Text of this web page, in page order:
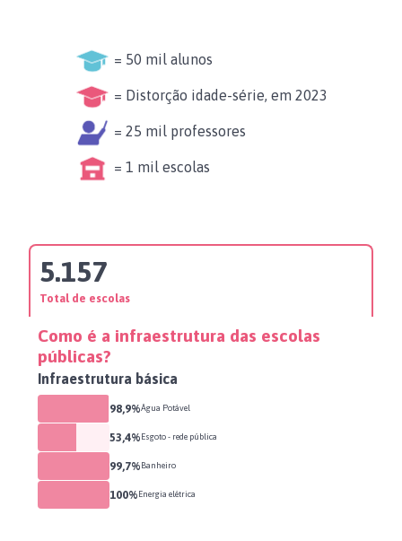
= 50 mil alunos
= Distorção idade-série, em 2023
= 25 mil professores
= 1 mil escolas
5.157
Total de escolas
Como é a infraestrutura das escolas
públicas?
Infraestrutura básica
98,9%Água Potável
53,4%Esgoto - rede pública
99,7%Banheiro
100%Energia elétrica